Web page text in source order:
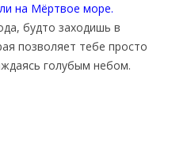
на Мёртвое море.
будто заходишь в
позволяет тебе просто
голубым небом.